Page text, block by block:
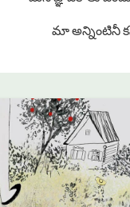
మా అన్నింటినీ